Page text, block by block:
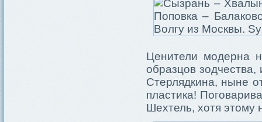
Ценители модерна
образцов
Стерлядкина, ныне
пластика!
Шехтель, хотя этому